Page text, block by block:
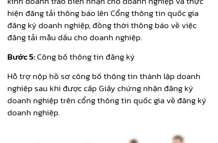
hiện đăng tải thông báo lên Cổng thông tin quốc gia
đăng ký doanh nghiệp, đồng thời thông báo về việc
đăng tải mẫu dấu cho doanh nghiệp.
Bước 5:Công bố thông tin đăng ký
Hỗ trợ nộp hồ sơ công bố thông tin thành lập doanh
nghiệp sau khi được cấp Giấy chứng nhận đăng ký
doanh nghiệp trên cổng thông tin quốc gia về đăng ký
doanh nghiệp.